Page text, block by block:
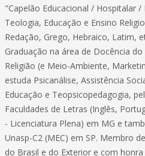
"Capelão Educacional / Hospitalar
Teologia, Educação e Ensino
Redação, Grego, Hebraico, Latim,
Graduação na área de Docência
Religião (e Meio-Ambiente,
estuda Psicanálise, Assistência
Educação e Teopsicopedagogia,
Faculdades de Letras (Inglês,
- Licenciatura Plena) em MG e
Unasp-C2 (MEC) em SP. Membro
do Brasil e do Exterior e com